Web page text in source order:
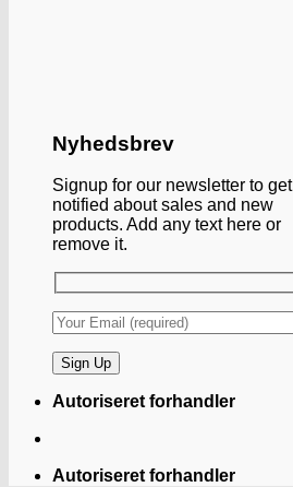
Nyhedsbrev
Signup for our newsletter to get
notified about sales and new
products. Add any text here or
remove it.
Autoriseret forhandler
Autoriseret forhandler